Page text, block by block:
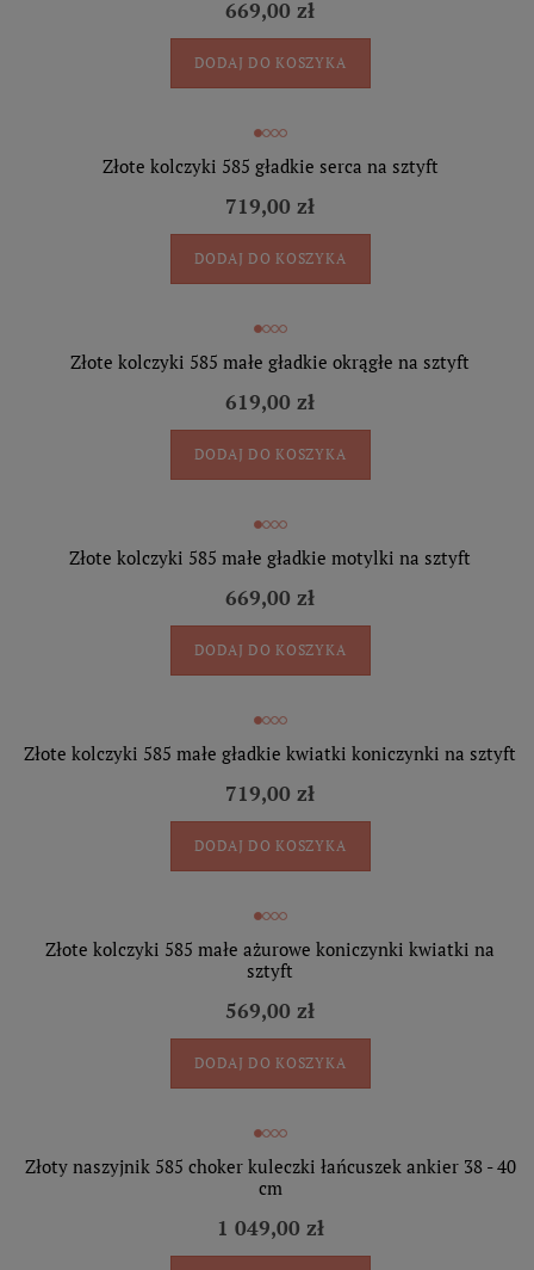
669,00 zł
DODAJ DO KOSZYKA
Złote kolczyki 585 gładkie serca na sztyft
719,00 zł
DODAJ DO KOSZYKA
Złote kolczyki 585 małe gładkie okrągłe na sztyft
619,00 zł
DODAJ DO KOSZYKA
Złote kolczyki 585 małe gładkie motylki na sztyft
669,00 zł
DODAJ DO KOSZYKA
Złote kolczyki 585 małe gładkie kwiatki koniczynki na sztyft
719,00 zł
DODAJ DO KOSZYKA
Złote kolczyki 585 małe ażurowe koniczynki kwiatki na
sztyft
569,00 zł
DODAJ DO KOSZYKA
Złoty naszyjnik 585 choker kuleczki łańcuszek ankier 38 - 40
cm
1 049,00 zł